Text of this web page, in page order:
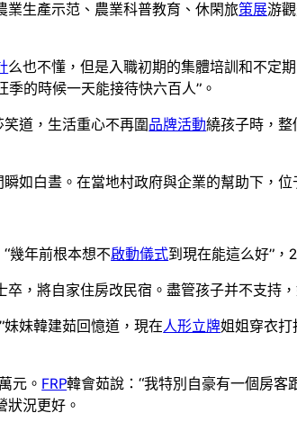
生產示范、農業科普教育、休閑旅策展游
么也不懂，但是入職初期的集體培訓和不定
的時候一天能接待快六百人”。
道，生活重心不再圍 品牌活動繞孩子時，
如白晝。在當地村政府與企業的幫助下，
幾年前根本想不啟動儀式到現在能這么好”，
卒，將自家住房改民宿。盡管孩子并不支持
妹韓建茹回憶道，現在人形立牌姐姐穿衣打
元。 FRP韓會茹說：“我特別自豪有一個房客
狀況更好。